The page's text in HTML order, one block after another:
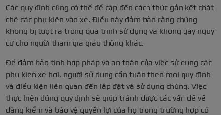
Các quy định cũng có thể đề cập đến cách thức gắn kết chặt
chẽ các phụ kiện vào xe. Điều này đảm bảo rằng chúng
không bị tuột ra trong quá trình sử dụng và không gây nguy
cơ cho người tham gia giao thông khác.
Để đảm bảo tính hợp pháp và an toàn của việc sử dụng các
phụ kiện xe hơi, người sử dụng cần tuân theo mọi quy định
và điều kiện liên quan đến lắp đặt và sử dụng chúng. Việc
thực hiện đúng quy định sẽ giúp tránh được các vấn đề về
đăng kiểm và bảo vệ quyền lợi của họ trong trường hợp có